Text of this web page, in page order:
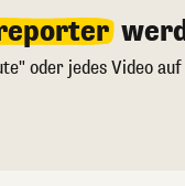
oder jedes Video